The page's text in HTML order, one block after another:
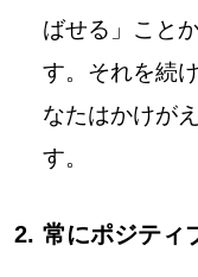
ばせる」こと
す。それを続
なたはかけが
す。
常にポジティ